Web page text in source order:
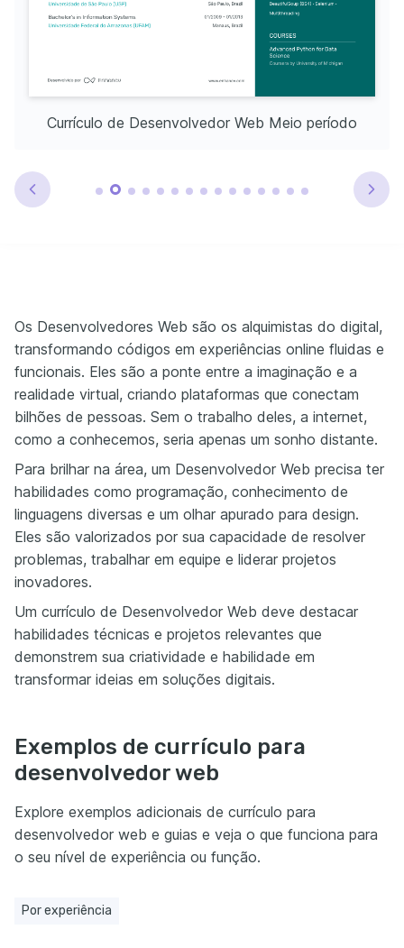
Currículo de Desenvolvedor Web Meio período
Os Desenvolvedores Web são os alquimistas do digital,
transformando códigos em experiências online fluidas e
funcionais. Eles são a ponte entre a imaginação e a
realidade virtual, criando plataformas que conectam
bilhões de pessoas. Sem o trabalho deles, a internet,
como a conhecemos, seria apenas um sonho distante.
Para brilhar na área, um Desenvolvedor Web precisa ter
habilidades como programação, conhecimento de
linguagens diversas e um olhar apurado para design.
Eles são valorizados por sua capacidade de resolver
problemas, trabalhar em equipe e liderar projetos
inovadores.
Um currículo de Desenvolvedor Web deve destacar
habilidades técnicas e projetos relevantes que
demonstrem sua criatividade e habilidade em
transformar ideias em soluções digitais.
Exemplos de currículo para
desenvolvedor web
Explore exemplos adicionais de currículo para
desenvolvedor web e guias e veja o que funciona para
o seu nível de experiência ou função.
Por experiência